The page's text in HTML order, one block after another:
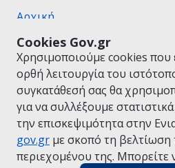
Cookies Gov.gr
Χρησιμοποιούμε cookies που
ορθή λειτουργία του
συγκατάθεσή σας θα
για να συλλέξουμε
την επισκεψιμότητα στην
gov.gr με σκοπό τη βελτίωση
περιεχομένου της. Μπορείτε
Αρχική
Όροι Χρήσης
Πολιτική Απορρήτου
Δήλωση προσβασιμότητας
Πολιτική cookies
Προτάσεις για το gov.gr
Υλοποίηση από το
Διακυβέρνησης